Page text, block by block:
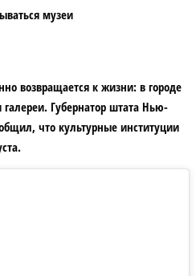
возвращается к жизни: в городе
Губернатор штата Нью-
что культурные институции